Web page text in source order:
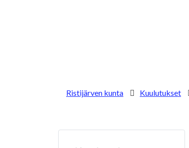
Ristijärven kunta Kuulutukset